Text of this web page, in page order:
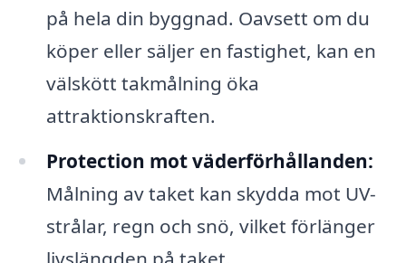
på hela din byggnad. Oavsett om du
köper eller säljer en fastighet, kan en
välskött takmålning öka
attraktionskraften.
Protection mot väderförhållanden:
Målning av taket kan skydda mot UV-
strålar, regn och snö, vilket förlänger